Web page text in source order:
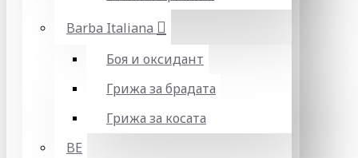
Barba Italiana
Боя и оксидант
Грижа за брадата
Грижа за косата
BE